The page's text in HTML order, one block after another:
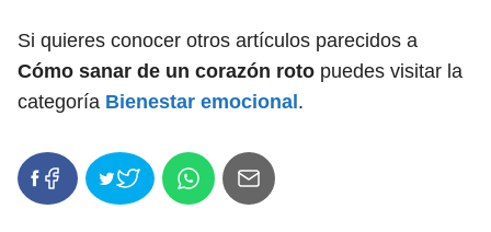
Si quieres conocer otros artículos parecidos a
Cómo sanar de un corazón roto puedes visitar la
categoría Bienestar emocional .